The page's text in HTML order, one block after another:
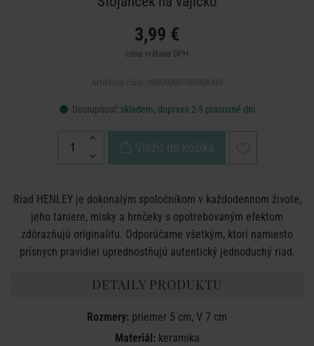
3,99 €
cena vrátane DPH
Dostupnosť: skladem, doprava 2-5 pracovné dni
Vložiť do košíka
Riad HENLEY je dokonalým spoločníkom v každodennom živote,
jeho taniere, misky a hrnčeky s opotrebovaným efektom
zdôrazňujú originalitu. Odporúčame všetkým, ktorí namiesto
prísnych pravidiel uprednostňujú autentický jednoduchý riad.
DETAILY PRODUKTU
Rozmery: priemer 5 cm, V 7 cm
Materiál:keramika